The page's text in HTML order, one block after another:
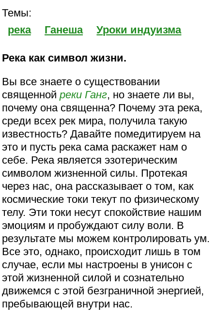
Темы:
река
Ганеша Уроки индуизма
Река как символ жизни.
Вы все знаете о существовании
священнойреки Ганг, но знаете ли вы,
почему она священна? Почему эта река,
среди всех рек мира, получила такую
известность? Давайте помедитируем на
это и пусть река сама раскажет нам о
себе. Река является эзотерическим
символом жизненной силы. Протекая
через нас, она рассказывает о том, как
космические токи текут по физическому
телу. Эти токи несут спокойствие нашим
эмоциям и пробуждают силу воли. В
результате мы можем контролировать ум.
Все это, однако, происходит лишь в том
случае, если мы настроены в унисон с
этой жизненной силой и сознательно
движемся с этой безграничной энергией,
пребывающей внутри нас.